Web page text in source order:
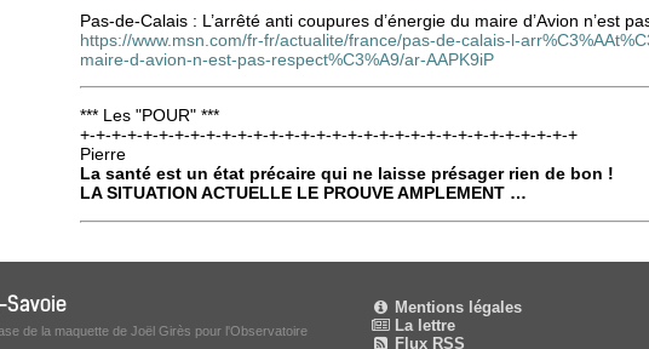
Pas-de-Calais : L’arrêté anti coupures d’énergie du maire d’Avion n’est
https://www.msn.com/fr-fr/actualite/france/pas-de-calais-l-
maire-d-avion-n-est-pas-respect%C3%A9/ar-AAPK9iP
*** Les "POUR" ***
+-+-+-+-+-+-+-+-+-+-+-+-+-+-+-+-+-+-+-+-+-+-+-+-+-+-+-+-+-+-+-+
Pierre
La santé est un état précaire qui ne laisse présager rien de bon !
LA SITUATION ACTUELLE LE PROUVE AMPLEMENT …
de la maquette de Joël Girès pour l'Observatoire
Mentions légales
La lettre
Flux RSS